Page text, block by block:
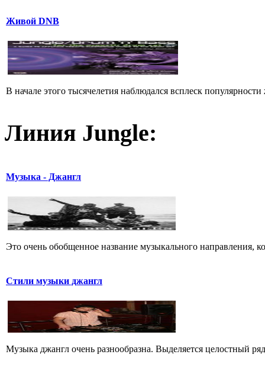
Живой DNB
В начале этого тысячелетия наблюдался всплеск
Линия Jungle:
Музыка - Джангл
Это очень обобщенное название музыкального направления,
Стили музыки джангл
Музыка джангл очень разнообразна. Выделяется целостный